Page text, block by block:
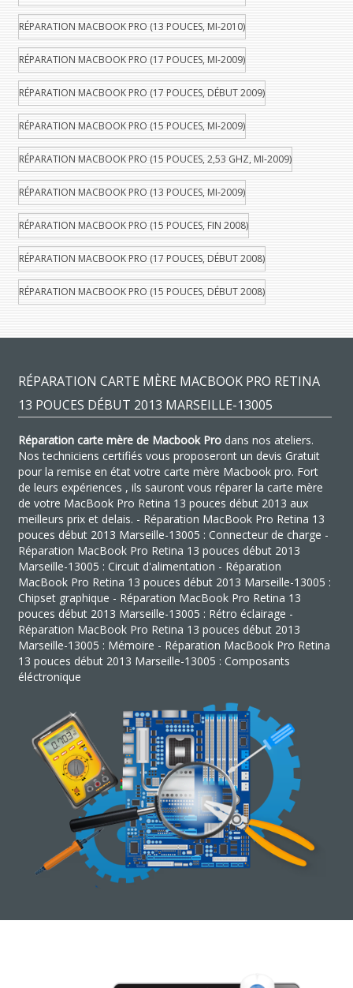
RÉPARATION MACBOOK PRO (13 POUCES, MI-2010)
RÉPARATION MACBOOK PRO (17 POUCES, MI-2009)
RÉPARATION MACBOOK PRO (17 POUCES, DÉBUT 2009)
RÉPARATION MACBOOK PRO (15 POUCES, MI-2009)
RÉPARATION MACBOOK PRO (15 POUCES, 2,53 GHZ, MI-2009)
RÉPARATION MACBOOK PRO (13 POUCES, MI-2009)
RÉPARATION MACBOOK PRO (15 POUCES, FIN 2008)
RÉPARATION MACBOOK PRO (17 POUCES, DÉBUT 2008)
RÉPARATION MACBOOK PRO (15 POUCES, DÉBUT 2008)
RÉPARATION CARTE MÈRE MACBOOK PRO RETINA
13 POUCES DÉBUT 2013 MARSEILLE-13005
Réparation carte mère de Macbook Prodans nos ateliers.
Nos techniciens certifiés vous proposeront un devis Gratuit
pour la remise en état votre carte mère Macbook pro. Fort
de leurs expériences , ils sauront vous réparer la carte mère
de votre MacBook Pro Retina 13 pouces début 2013 aux
meilleurs prix et delais. - Réparation MacBook Pro Retina 13
pouces début 2013 Marseille-13005 : Connecteur de charge -
Réparation MacBook Pro Retina 13 pouces début 2013
Marseille-13005 : Circuit d'alimentation - Réparation
MacBook Pro Retina 13 pouces début 2013 Marseille-13005 :
Chipset graphique - Réparation MacBook Pro Retina 13
pouces début 2013 Marseille-13005 : Rétro éclairage -
Réparation MacBook Pro Retina 13 pouces début 2013
Marseille-13005 : Mémoire - Réparation MacBook Pro Retina
13 pouces début 2013 Marseille-13005 : Composants
éléctronique